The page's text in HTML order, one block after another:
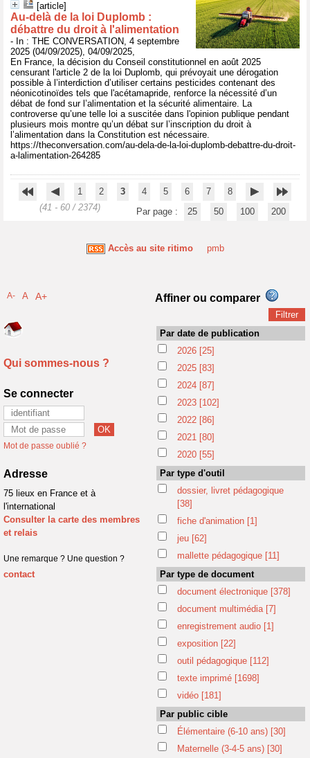
[article]
Au-delà de la loi Duplomb :
débattre du droit à l'alimentation
- In : THE CONVERSATION, 4 septembre
2025 (04/09/2025), 04/09/2025,
En France, la décision du Conseil constitutionnel en août 2025
censurant l'article 2 de la loi Duplomb, qui prévoyait une dérogation
possible à l’interdiction d’utiliser certains pesticides contenant des
néonicotinoïdes tels que l'acétamapride, renforce la nécessité d’un
débat de fond sur l’alimentation et la sécurité alimentaire. La
controverse qu’une telle loi a suscitée dans l'opinion publique pendant
plusieurs mois montre qu’un débat sur l’inscription du droit à
l’alimentation dans la Constitution est nécessaire.
https://theconversation.com/au-dela-de-la-loi-duplomb-debattre-du-droit-
a-lalimentation-264285
1 2 3 4 5 6 7
8
(41 - 60 / 2374)
Par page : 25 50 100 200
Accès au site ritimo pmb
A- A A+
Qui sommes-nous ?
Se connecter
Mot de passe oublié ?
Adresse
75 lieux en France et à
l'international
Consulter la carte des membres
et relais
Une remarque ? Une question ?
contact
Affiner ou comparer
Par date de publication
2026 [25]
2025 [83]
2024 [87]
2023 [102]
2022 [86]
2021 [80]
2020 [55]
Par type d'outil
dossier, livret pédagogique
[38]
fiche d'animation [1]
jeu [62]
mallette pédagogique [11]
Par type de document
document électronique [378]
document multimédia [7]
enregistrement audio [1]
exposition [22]
outil pédagogique [112]
texte imprimé [1698]
vidéo [181]
Par public cible
Élémentaire (6-10 ans) [30]
Maternelle (3-4-5 ans) [30]